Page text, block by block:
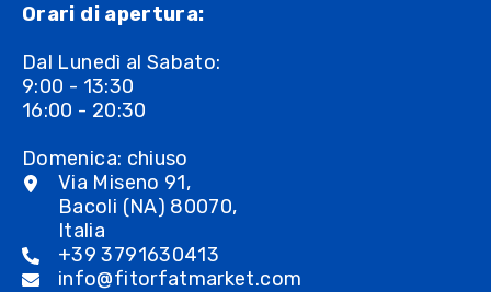
Orari di apertura:
Dal Lunedì al Sabato:
9:00 - 13:30
16:00 - 20:30
Domenica: chiuso
Via Miseno 91,
Bacoli (NA) 80070,
Italia
+39 3791630413
info@fitorfatmarket.com